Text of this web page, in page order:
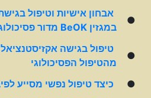
●
אבחון אישיות וטיפול
במגזין BeOK מדור פסיכולוגיה)
●
טיפול בגישה
מהטיפול הפסיכולוגי
●
כיצד טיפול נפשי מסייע